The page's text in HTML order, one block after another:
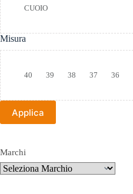
Colore
CUOIO
Misura
Taglia
40 39 38 37 36
Applica
Marchi